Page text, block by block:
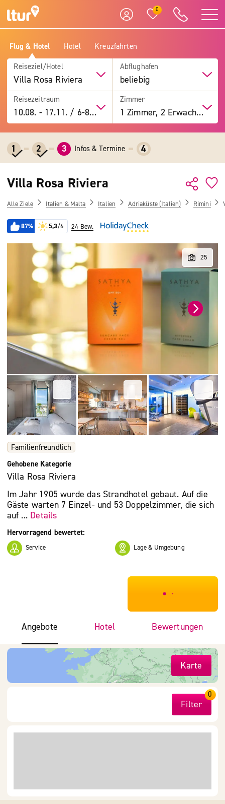
0
Flug & Hotel Hotel Kreuzfahrten
Reiseziel/Hotel
Villa Rosa Riviera
Abflughafen
beliebig
Reisezeitraum
10.08. -17.11. / 6-8 Tage
Zimmer
1 Zimmer, 2 Erwachsene
1 2 3 Infos & Termine 4
Villa Rosa Riviera
Alle Ziele Italien & Malta Italien Adriaküste (Italien) Rimini
87% 5,3/6 24 Bew.
Familienfreundlich
Gehobene Kategorie
Villa Rosa Riviera
Im Jahr 1905 wurde das Strandhotel gebaut. Auf die
Gäste warten 7 Einzel- und 53 Doppelzimmer, die sich
auf ... Details
Hervorragend bewertet:
Service Lage & Umgebung
***************
Angebote Hotel Bewertungen
Karte
Filter
0